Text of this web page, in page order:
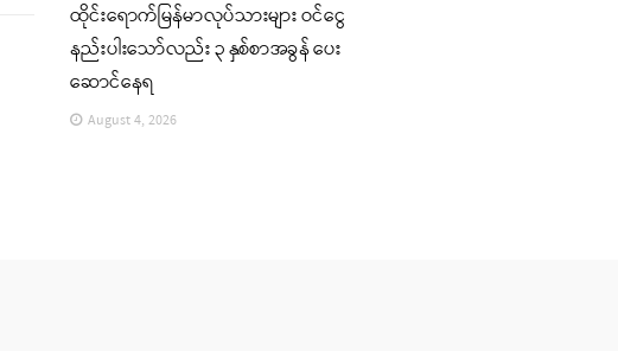
ထိုင်းရောက်မြန်မာလုပ်သားများ ဝင်ငွေ
နည်းပါးသော်လည်း ၃ နှစ်စာအခွန် ပေး
ဆောင်နေရ
August 4, 2026